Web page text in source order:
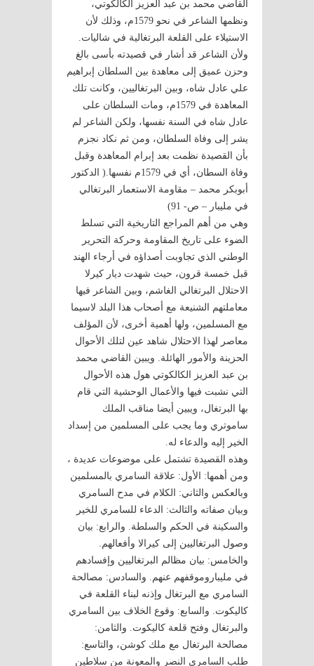
القاضي محمد بن عبد العزيز الكالكوتي،
ونظمها الشاعر في نحو 1579م، وذلك لأن
الاستيلاء على القلعة البرتغالية في شاليات.
ولأن الشاعر قد أشار في قصيدته بأسى بالغ
وحزن عميق إلى معاهدة بين السلطان إبراهيم
علي عادل شاه، وبين البرتغاليين، وكانت تلك
المعاهدة في 1579م، ومات السلطان على
عادل شاه في السنة نفسها، ولكن الشاعر لم
يشر إلى وفاة السلطان، ومن ثم نكاد نجزم
بأن القصيدة نظمت بعد إبرام المعاهدة وقبل
وفاة السطان، أي في 1579م نفسها.( الدكتور
أبوبكر محمد – مقاومة الاستعمار البرتغالي
في مليبار – ص- 91)
وهي من أهم المراجع التاريخية التي تسلط
الضوء على تاريخ المقاومة وحركة التحرير
الوطني الذي تجاوبت أصداؤه في أرجاء الهند
قبل خمسة قرون، حيث شهدت ديار كيرلا
الاحتلال البرتغالي الغاشم، وبين الشاعر فيها
معاملتهم الشنيعة مع أصحاب هذا البلد لاسيما
مع المسلمين، ولها أهمية أخرى، لأن المؤلف
معاصر لهذا الاحتلال شاهد عين لتلك الأحوال
الحزينة والأمور الهائلة. ويبين القاضي محمد
بن عبد العزيز الكالكوتي هول هذه الأحوال
التي نشبت فيها والأعمال الوحشية التي قام
بها البرتغال، ويبين أيضا مناقب الملك
ساموتري وما يجب على المسلمين من إسداد
الخير إليه والدعاء له.
وهذه القصيدة تشتمل على موضوعات عديدة ،
ومن أهمها: الأول: علاقة السامري بالمسلمين
وبالعكس والثاني: الكلام في مدح السامري
وبيان صفاته والثالث: الدعاء للسامري للخير
والسكينة في الحكم والسلطة. والرابع: بيان
وصول البرتغاليين إلى كيرالا وأفعالهم.
والخامس: بيان مظالم البرتغاليين وإفسادهم
في مليباروموقفهم عنهم. والسادس: مصالحة
السامري مع البرتغال وإذنه لبناء القلعة في
كاليكوت. والسابع: وقوع الخلاف بين السامري
والبرتغال وفتح قلعة كاليكوت. والثامن:
مصالحة البرتغال مع ملك كوشن، والتاسع:
طلب السامري النصر والمعونة من سلاطين